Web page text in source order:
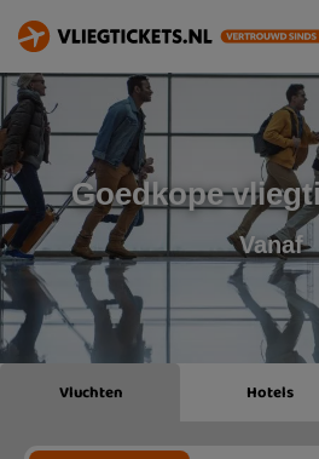
Goedkope
Vanaf